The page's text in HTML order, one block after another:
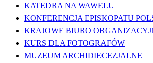
KATEDRA NA WAWELU
KONFERENCJA EPISKOPATU
KRAJOWE BIURO
KURS DLA FOTOGRAFÓW
MUZEUM ARCHIDIECEZJALNE